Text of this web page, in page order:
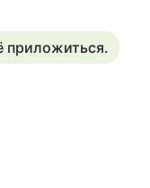
приложиться.